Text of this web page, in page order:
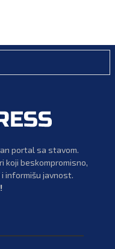
portal sa stavom.
koji beskompromisno,
informišu javnost.